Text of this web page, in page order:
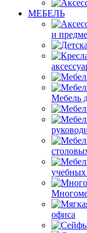
МЕБЕЛЬ
и
Мебель
учебных
офиса